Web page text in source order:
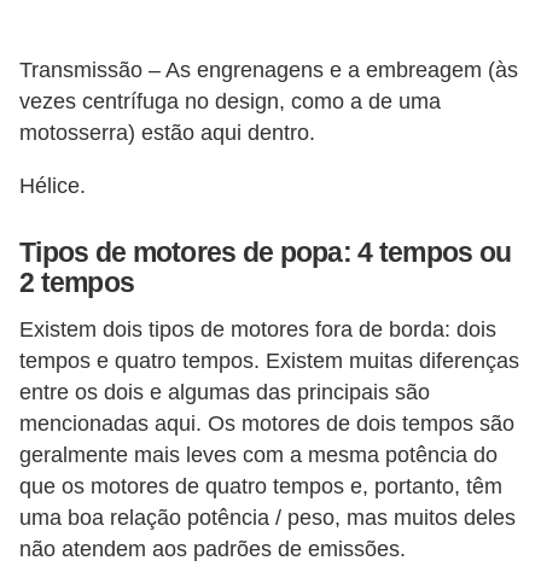
Transmissão – As engrenagens e a embreagem (às
vezes centrífuga no design, como a de uma
motosserra) estão aqui dentro.
Hélice.
Tipos de motores de popa: 4 tempos ou
2 tempos
Existem dois tipos de motores fora de borda: dois
tempos e quatro tempos. Existem muitas diferenças
entre os dois e algumas das principais são
mencionadas aqui. Os motores de dois tempos são
geralmente mais leves com a mesma potência do
que os motores de quatro tempos e, portanto, têm
uma boa relação potência / peso, mas muitos deles
não atendem aos padrões de emissões.